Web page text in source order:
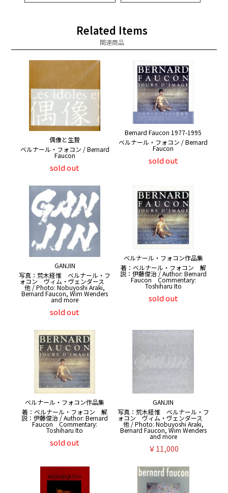
Related Items
関連商品
偶像と生贄
ベルナール・フォコン / Bernard
Faucon
sold out
Bernard Faucon 1977-1995
ベルナール・フォコン / Bernard
Faucon
sold out
GANJIN
写真：荒木経惟 ベルナール・フ
ォコン ヴィム・ヴェンダース
他 / Photo: Nobuyoshi Araki,
Bernard Faucon, Wim Wenders
and more
sold out
ベルナール・フォコン作品集
著：ベルナール・フォコン 解
説：伊藤俊治 / Author: Bernard
Faucon Commentary:
Toshiharu Ito
sold out
ベルナール・フォコン作品集
著：ベルナール・フォコン 解
説：伊藤俊治 / Author: Bernard
Faucon Commentary:
Toshiharu Ito
sold out
GANJIN
写真：荒木経惟 ベルナール・フ
ォコン ヴィム・ヴェンダース
他 / Photo: Nobuyoshi Araki,
Bernard Faucon, Wim Wenders
and more
￥11,000